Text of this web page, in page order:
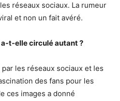
réseaux sociaux. La rumeur
et non un fait avéré.
t-elle circulé autant ?
les réseaux sociaux et les
des fans pour les
ces images a donné